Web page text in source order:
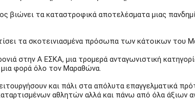
βιώνει τα καταστροφικά αποτελέσματα μιας
τα σκοτεινιασμένα πρόσωπα των κάτοικων
στην Α ΕΣΚΑ, μια τρομερά ανταγωνιστική
φορά όλο τον Μαραθώνα.
και πάλι στα απόλυτα επαγγελματικά
αθλητών αλλά και πάνω από όλα άξιων